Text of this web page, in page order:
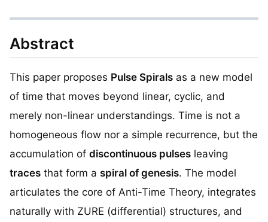
Abstract
This paper proposes Pulse Spirals as a new model
of time that moves beyond linear, cyclic, and
merely non-linear understandings. Time is not a
homogeneous flow nor a simple recurrence, but the
accumulation of discontinuous pulses leaving
traces that form a spiral of genesis. The model
articulates the core of Anti-Time Theory, integrates
naturally with ZURE (differential) structures, and